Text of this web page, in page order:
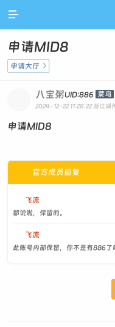

申请MID8
申请大厅 
八宝粥UID:886 菜鸟
2024-12-22 11:28:22 浙江湖
申请MID8
官方成员回复
飞流
都说啦，保留的。
飞流
此账号内部保留，你不是有886了